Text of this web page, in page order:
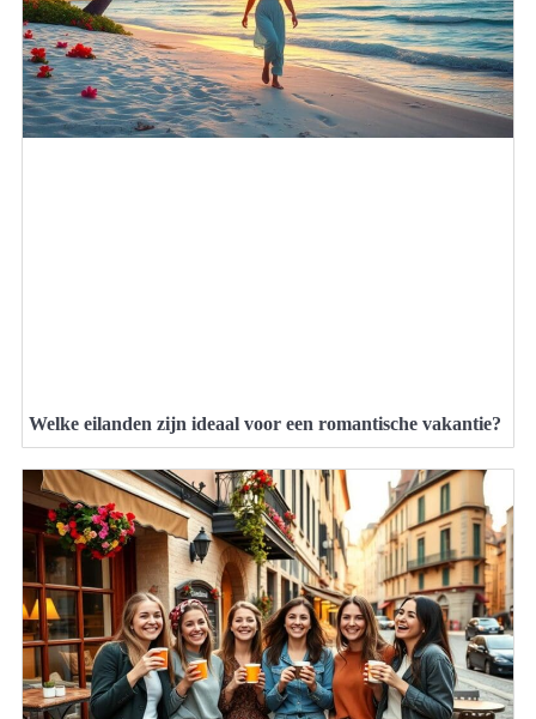
Welke eilanden zijn ideaal voor een romantische vakantie?